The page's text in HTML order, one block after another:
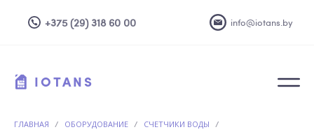
+375 (29) 318 60 00 info@iotans.by
IOTANS
ГЛАВНАЯ / ОБОРУДОВАНИЕ / СЧЕТЧИКИ ВОДЫ /